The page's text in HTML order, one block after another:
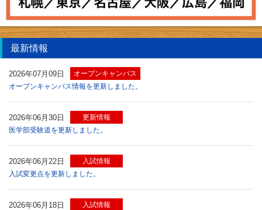
最新情報
2026年07月09日
オープンキャンパス
オープンキャンパス情報を更新しました。
2026年06月30日
更新情報
医学部受験道を更新しました。
2026年06月22日
入試情報
入試変更点を更新しました。
2026年06月18日
入試情報